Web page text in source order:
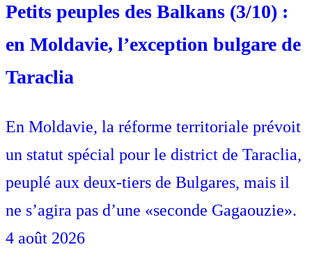
Petits peuples des Balkans (3/10) :
en Moldavie, l’exception bulgare de
Taraclia
En Moldavie, la réforme territoriale prévoit
un statut spécial pour le district de Taraclia,
peuplé aux deux-tiers de Bulgares, mais il
ne s’agira pas d’une «seconde Gagaouzie».
4 août 2026